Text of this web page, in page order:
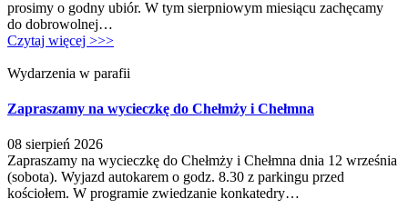
prosimy o godny ubiór. W tym sierpniowym miesiącu zachęcamy
do dobrowolnej…
Czytaj więcej >>>
Wydarzenia w parafii
Zapraszamy na wycieczkę do Chełmży i Chełmna
08 sierpień 2026
Zapraszamy na wycieczkę do Chełmży i Chełmna dnia 12 września
(sobota). Wyjazd autokarem o godz. 8.30 z parkingu przed
kościołem. W programie zwiedzanie konkatedry…